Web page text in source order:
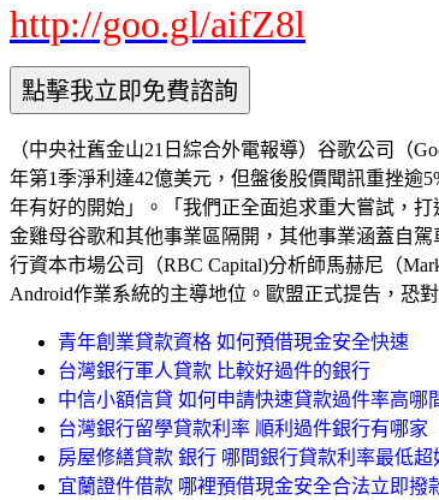
http://goo.gl/aifZ8l
（中央社舊金山21日綜合外電報導）谷歌公司（
年第1季淨利達42億美元，但盤後股價聞訊重挫逾
年有好的開始」。「我們正全面追求重大嘗試，
金雞母谷歌和其他事業區隔開，其他事業涵蓋自
行資本市場公司（RBC Capital)分析師馬赫尼（
Android作業系統的主導地位。歐盟正式提告，恐
青年創業貸款資格 如何預借現金安全快速
台灣銀行軍人貸款 比較好過件的銀行
中信小額信貸 如何申請快速貸款過件率高哪
台灣銀行留學貸款利率 順利過件銀行有哪家
房屋修繕貸款 銀行 哪間銀行貸款利率最低超
宜蘭證件借款 哪裡預借現金安全合法立即撥